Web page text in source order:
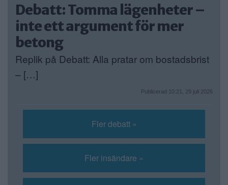
Debatt: Tomma lägenheter –
inte ett argument för mer
betong
Replik på Debatt: Alla pratar om bostadsbrist
– […]
Publicerad 10:21, 29 juli 2026
Fler debatt »
Fler insändare »